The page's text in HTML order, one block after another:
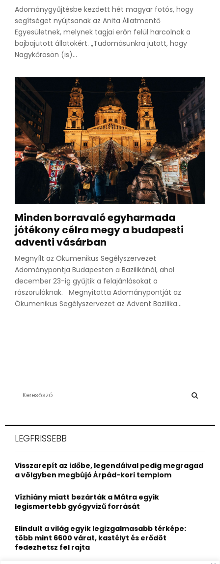
Adománygyűjtésbe kezdett hét magyar fotós, hogy
segítséget nyújtsanak az Anita Állatmentő
Egyesületnek, melynek tagjai erőn felül harcolnak a
bajbajutott állatokért. „Tudomásunkra jutott, hogy
Nagykőrösön (is)...
Minden borravaló egyharmada
jótékony célra megy a budapesti
adventi vásárban
Megnyílt az Ökumenikus Segélyszervezet
Adománypontja Budapesten a Bazilikánál, ahol
december 23-ig gyűjtik a felajánlásokat a
rászorulóknak. Megnyitotta Adománypontját az
Ökumenikus Segélyszervezet az Advent Bazilika...
h
o
r
LEGFRISSEBB
Visszarepít az időbe, legendáival pedig megragad
a völgyben megbújó Árpád-kori templom
Vízhiány miatt bezárták a Mátra egyik
legismertebb gyógyvizű forrását
Elindult a világ egyik legizgalmasabb térképe:
több mint 6600 várat, kastélyt és erődöt
fedezhetsz fel rajta